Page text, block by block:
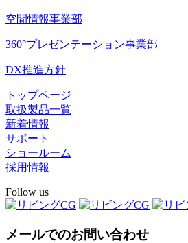
空間情報事業部
360°プレゼンテーション事業部
DX推進方針
トップページ
取扱製品一覧
新着情報
サポート
ショールーム
採用情報
Follow us
メールでのお問い合わせ